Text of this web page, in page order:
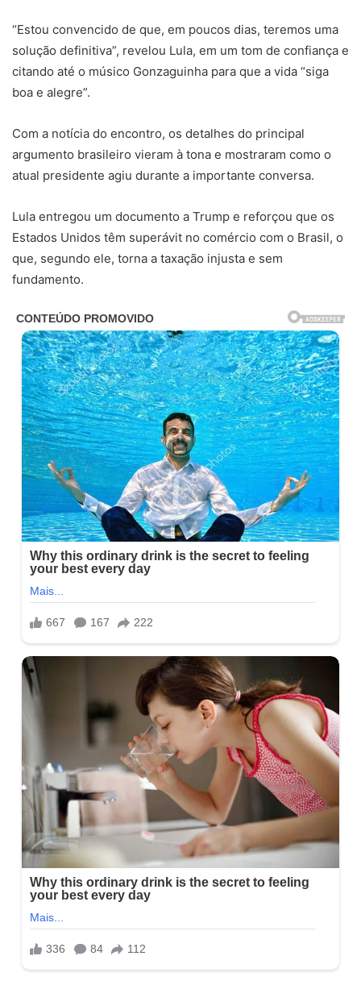
“Estou convencido de que, em poucos dias, teremos uma
solução definitiva”, revelou Lula, em um tom de confiança e
citando até o músico Gonzaguinha para que a vida “siga
boa e alegre”.
Com a notícia do encontro, os detalhes do principal
argumento brasileiro vieram à tona e mostraram como o
atual presidente agiu durante a importante conversa.
Lula entregou um documento a Trump e reforçou que os
Estados Unidos têm superávit no comércio com o Brasil, o
que, segundo ele, torna a taxação injusta e sem
fundamento.